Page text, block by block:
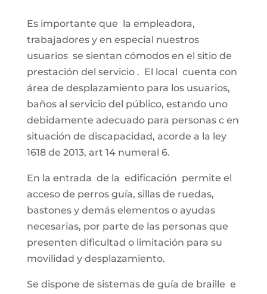
Es importante que la empleadora,
trabajadores y en especial nuestros
usuarios se sientan cómodos en el sitio de
prestación del servicio . El local cuenta con
área de desplazamiento para los usuarios,
baños al servicio del público, estando uno
debidamente adecuado para personas c en
situación de discapacidad, acorde a la ley
1618 de 2013, art 14 numeral 6.
En la entrada de la edificación permite el
acceso de perros guía, sillas de ruedas,
bastones y demás elementos o ayudas
necesarias, por parte de las personas que
presenten dificultad o limitación para su
movilidad y desplazamiento.
Se dispone de sistemas de guía de braille e